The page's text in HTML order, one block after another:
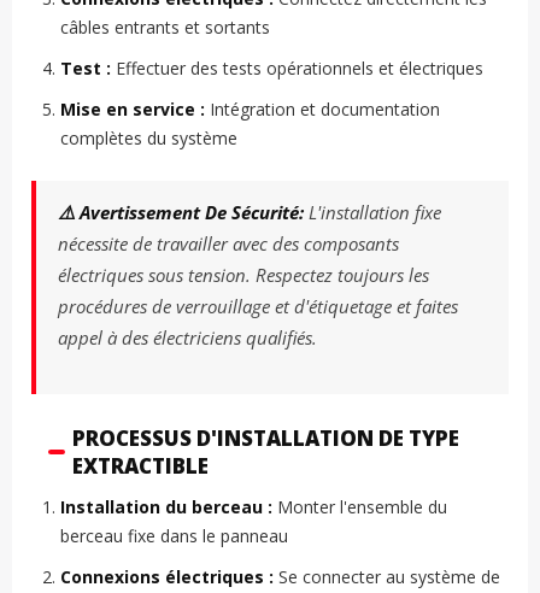
câbles entrants et sortants
Test : Effectuer des tests opérationnels et électriques
Mise en service : Intégration et documentation
complètes du système
⚠️ Avertissement De Sécurité:L'installation fixe
nécessite de travailler avec des composants
électriques sous tension. Respectez toujours les
procédures de verrouillage et d'étiquetage et faites
appel à des électriciens qualifiés.
PROCESSUS D'INSTALLATION DE TYPE
EXTRACTIBLE
Installation du berceau : Monter l'ensemble du
berceau fixe dans le panneau
Connexions électriques : Se connecter au système de